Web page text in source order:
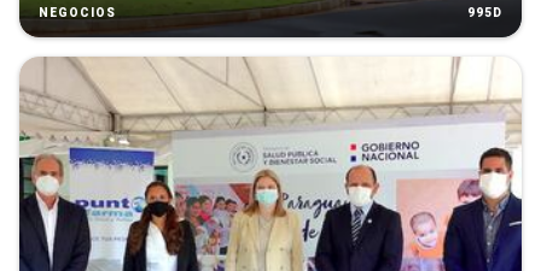
NEGOCIOS 995D